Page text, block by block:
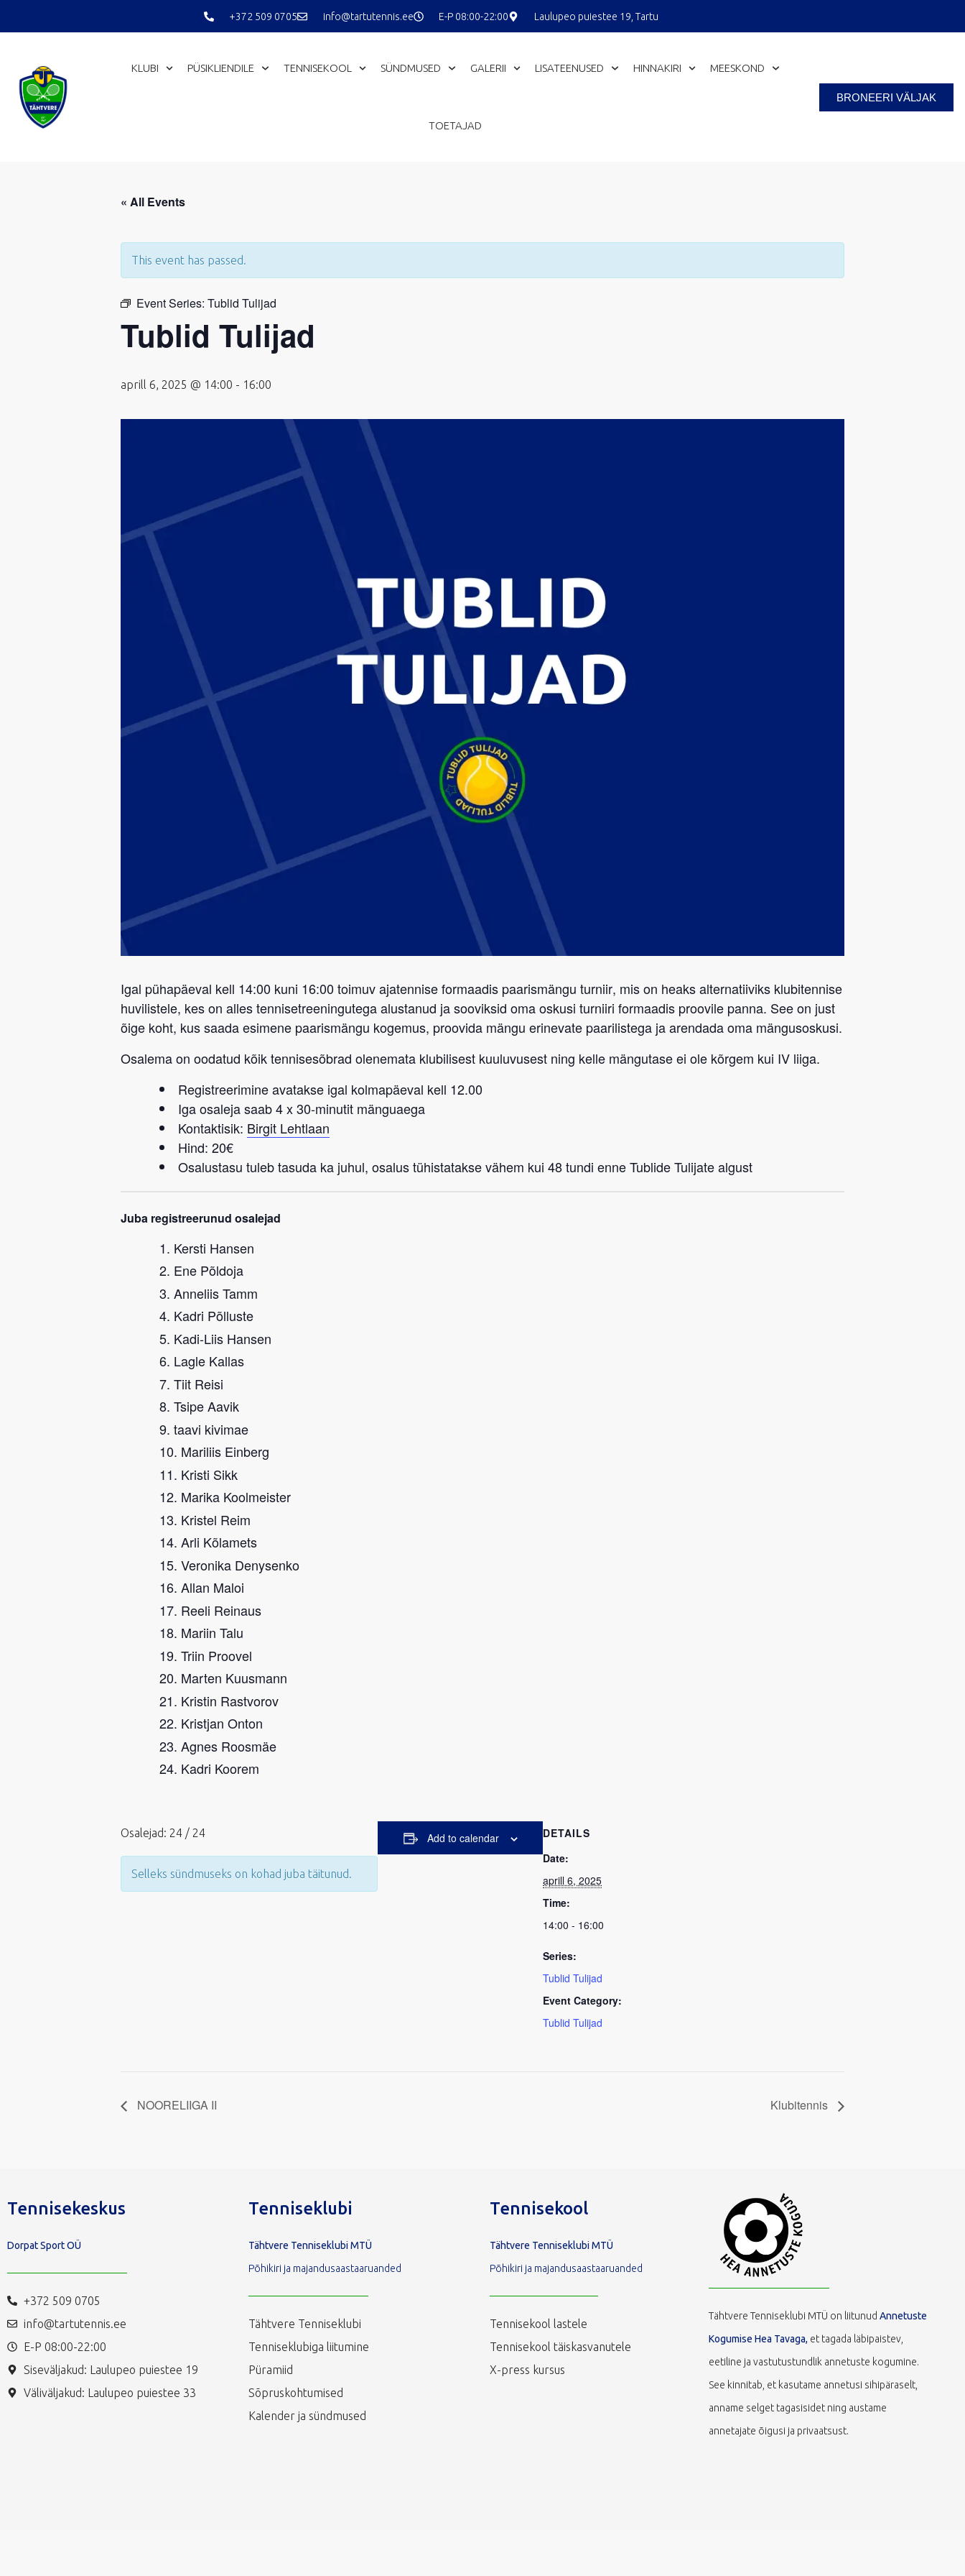
to
+372 509 0705 info@tartutennis.ee E-P 08:00-22:00 Laulupeo puiestee 19, Tartu
KLUBI PÜSIKLIENDILE TENNISEKOOL SÜNDMUSED GALERII LISATEENUSED HINNAKIRI MEESKOND
TOETAJAD
BRONEERI VÄLJAK
« All Events
This event has passed.
Event Series: Tublid Tulijad
Tublid Tulijad
aprill 6, 2025 @ 14:00 - 16:00
Igal pühapäeval kell 14:00 kuni 16:00 toimuv ajatennise formaadis paarismängu turniir, mis on heaks alternatiiviks klubitennise
huvilistele, kes on alles tennisetreeningutega alustanud ja sooviksid oma oskusi turniiri formaadis proovile panna. See on just
õige koht, kus saada esimene paarismängu kogemus, proovida mängu erinevate paarilistega ja arendada oma mängusoskusi.
Osalema on oodatud kõik tennisesõbrad olenemata klubilisest kuuluvusest ning kelle mängutase ei ole kõrgem kui IV liiga.
Registreerimine avatakse igal kolmapäeval kell 12.00
Iga osaleja saab 4 x 30-minutit mänguaega
Kontaktisik: Birgit Lehtlaan
Hind: 20€
Osalustasu tuleb tasuda ka juhul, osalus tühistatakse vähem kui 48 tundi enne Tublide Tulijate algust
Juba registreerunud osalejad
Kersti Hansen
Ene Põldoja
Anneliis Tamm
Kadri Põlluste
Kadi-Liis Hansen
Lagle Kallas
Tiit Reisi
Tsipe Aavik
taavi kivimae
Mariliis Einberg
Kristi Sikk
Marika Koolmeister
Kristel Reim
Arli Kõlamets
Veronika Denysenko
Allan Maloi
Reeli Reinaus
Mariin Talu
Triin Proovel
Marten Kuusmann
Kristin Rastvorov
Kristjan Onton
Agnes Roosmäe
Kadri Koorem
Osalejad: 24 / 24
Selleks sündmuseks on kohad juba täitunud.
Add to calendar
DETAILS
Date:
aprill 6, 2025
Time:
14:00 - 16:00
Series:
Tublid Tulijad
Event Category:
Tublid Tulijad
NOORELIIGA II Klubitennis
Tennisekeskus
Dorpat Sport OÜ
+372 509 0705
info@tartutennis.ee
E-P 08:00-22:00
Siseväljakud: Laulupeo puiestee 19
Väliväljakud: Laulupeo puiestee 33
Tenniseklubi
Tähtvere Tenniseklubi MTÜ
Põhikiri ja majandusaastaaruanded
Tähtvere Tenniseklubi
Tenniseklubiga liitumine
Püramiid
Sõpruskohtumised
Kalender ja sündmused
Tennisekool
Tähtvere Tenniseklubi MTÜ
Põhikiri ja majandusaastaaruanded
Tennisekool lastele
Tennisekool täiskasvanutele
X-press kursus
Tähtvere Tenniseklubi MTÜ on liitunudAnnetuste
Kogumise Hea Tavaga, et tagada läbipaistev,
eetiline ja vastutustundlik annetuste kogumine.
See kinnitab, et kasutame annetusi sihipäraselt,
anname selget tagasisidet ning austame
annetajate õigusi ja privaatsust.